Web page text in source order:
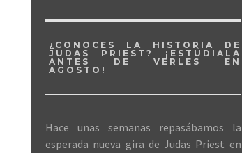
¿CONOCES LA HISTORIA DE
JUDAS PRIEST? ¡ESTÚDIALA
ANTES DE VERLES EN
AGOSTO!
Hace unas semanas repasábamos la
esperada nueva gira de Judas Priest en